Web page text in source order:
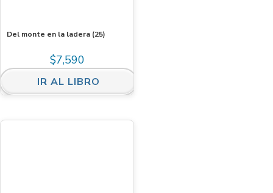
Del monte en la ladera (25)
$7,590
IR AL LIBRO